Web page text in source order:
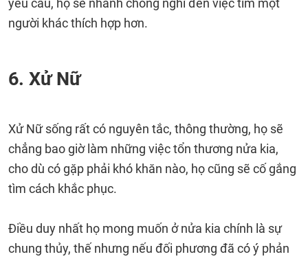
yêu cầu, họ sẽ nhanh chóng nghĩ đến việc tìm một
người khác thích hợp hơn.
6. Xử Nữ
Xử Nữ sống rất có nguyên tắc, thông thường, họ sẽ
chẳng bao giờ làm những việc tổn thương nửa kia,
cho dù có gặp phải khó khăn nào, họ cũng sẽ cố gắng
tìm cách khắc phục.
Điều duy nhất họ mong muốn ở nửa kia chính là sự
chung thủy, thế nhưng nếu đối phương đã có ý phản